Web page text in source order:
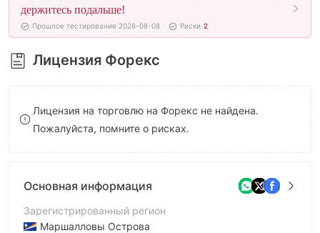
5
6
7
8
9
держитесь подальше!
Прошлое тестирование 2026-08-08 Риски 2
Лицензия Форекс
Лицензия на торговлю на Форекс не найдена.
Пожалуйста, помните о рисках.
Основная информация
Зарегистрированный регион
Маршалловы Острова